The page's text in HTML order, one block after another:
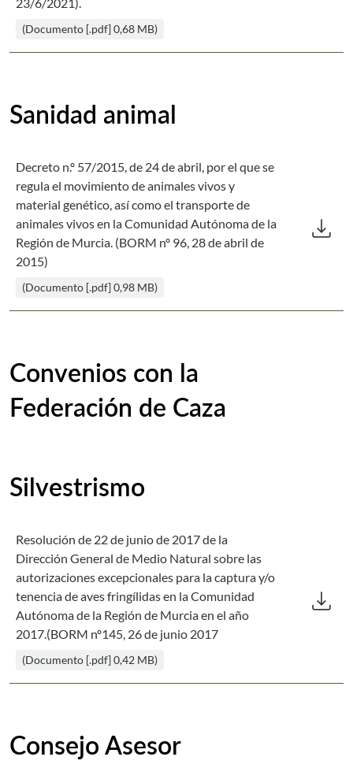
(Documento [.pdf] 0,68 MB)
Sanidad animal
Decreto n.º 57/2015, de 24 de abril, por el que se
regula el movimiento de animales vivos y
material genético, así como el transporte de
animales vivos en la Comunidad Autónoma de la
Región de Murcia. (BORM nº 96, 28 de abril de
2015)
(Documento [.pdf] 0,98 MB)
download
Convenios con la
Federación de Caza
Silvestrismo
Resolución de 22 de junio de 2017 de la
Dirección General de Medio Natural sobre las
autorizaciones excepcionales para la captura y/o
tenencia de aves fringílidas en la Comunidad
Autónoma de la Región de Murcia en el año
2017.(BORM nº145, 26 de junio 2017
(Documento [.pdf] 0,42 MB)
download
Consejo Asesor